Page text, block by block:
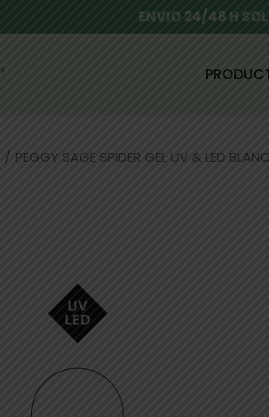
ENVIO 24/48 H
/ PEGGY SAGE SPIDER GEL UV & LED